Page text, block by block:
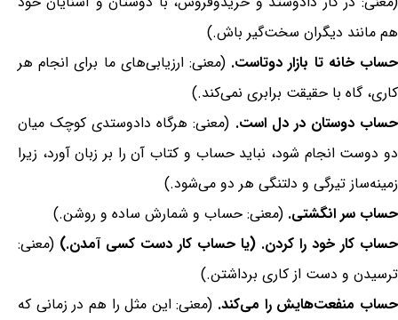
هم مانند دیگران سخت‌گیر باش.)
حساب خانه تا بازار دوتاست. (معنی: ارزیابی‌های ما برای انجام هر
کاری، گاه با حقیقت برابری نمی‌کند.)
حساب دوستان در دل است. (معنی: هرگاه دادوستدی کوچک میان
دو دوست انجام شود، نباید حساب و کتاب آن را بر زبان آورد، زیرا
زمینه‌ساز تیرگی و دلتنگی هر دو می‌شود.)
حساب سر انگشتی. (معنی: حساب و شمارش ساده و روشن.)
حساب کار خود را کردن. (یا حساب کار دست کسی آمدن.) (معنی:
ترسیدن و دست از کاری برداشتن.)
حساب منفعت‌هایش را می‌کند. (معنی: این مثل را هم در زمانی که